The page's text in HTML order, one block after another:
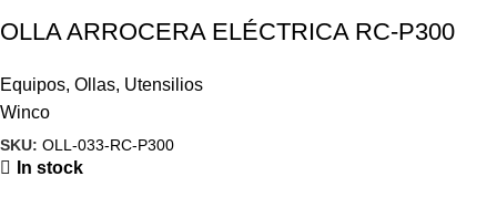
OLLA ARROCERA ELÉCTRICA RC-P300
Equipos, Ollas, Utensilios
Winco
SKU: OLL-033-RC-P300
In stock